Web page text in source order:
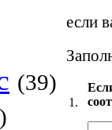
(39)
если
1.